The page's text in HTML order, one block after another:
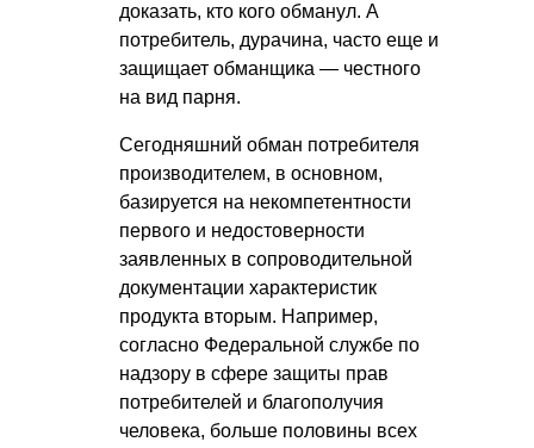
доказать, кто кого обманул. А
потребитель, дурачина, часто еще и
защищает обманщика — честного
на вид парня.
Сегодняшний обман потребителя
производителем, в основном,
базируется на некомпетентности
первого и недостоверности
заявленных в сопроводительной
документации характеристик
продукта вторым. Например,
согласно Федеральной службе по
надзору в сфере защиты прав
потребителей и благополучия
человека, больше половины всех